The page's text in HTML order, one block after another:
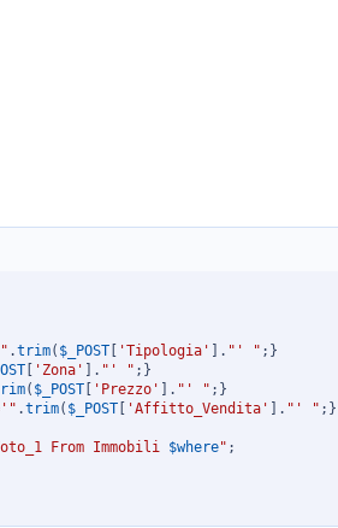
.trim( $_POST 'Tipologia' . "' " ; }
'Zona' . "' " ; }
( $_POST 'Prezzo' . "' " ; }
.trim( $_POST 'Affitto_Vendita' . "' " ; }
From Immobili $where" ;